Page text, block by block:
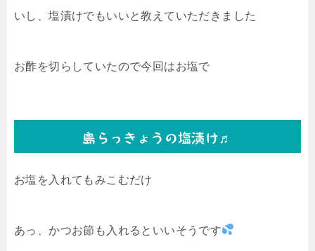
いし、塩漬けでもいいと教えていただきました
お酢を切らしていたので今回はお塩で
島らっきょうの塩漬け♬
お塩を入れてもみこむだけ
あっ、かつお節も入れるといいそうです